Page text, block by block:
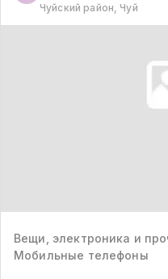
Чуйский район, Чуй
Вещи, электроника и
Мобильные телефоны